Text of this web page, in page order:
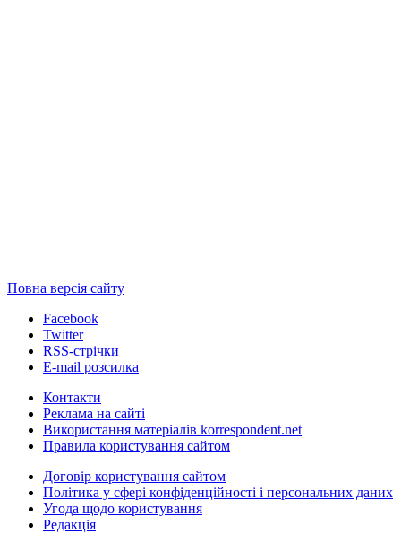
Повна версія сайту
Facebook
Twitter
RSS-стрічки
E-mail розсилка
Контакти
Реклама на сайті
Використання матеріалів korrespondent.net
Правила користування сайтом
Договір користування сайтом
Політика у сфері конфіденційності і персональних даних
Угода щодо користування
Редакція